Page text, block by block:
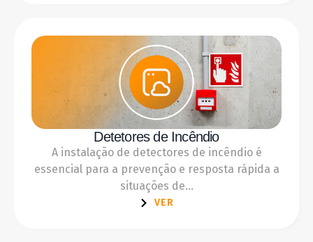
Detetores de Incêndio
A instalação de detectores de incêndio é
essencial para a prevenção e resposta rápida a
situações de...
VER